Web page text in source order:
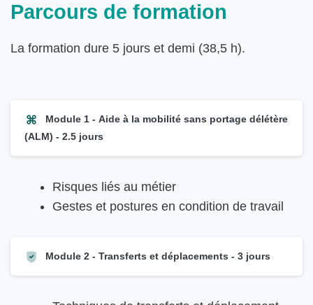
Parcours de formation
La formation dure 5 jours et demi (38,5 h).
Module 1 - Aide à la mobilité sans portage délétère
(ALM) - 2.5 jours
Risques liés au métier
Gestes et postures en condition de travail
Module 2 - Transferts et déplacements - 3 jours